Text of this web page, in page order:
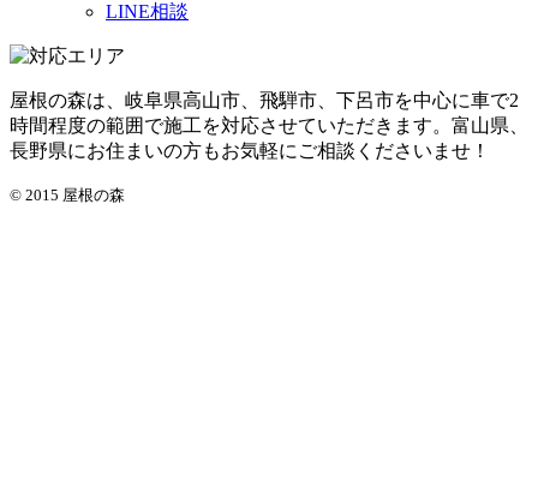
LINE相談
屋根の森は、岐阜県高山市、飛騨市、下呂市を中心に車で2
時間程度の範囲で施工を対応させていただきます。富山県、
長野県にお住まいの方もお気軽にご相談くださいませ！
© 2015 屋根の森